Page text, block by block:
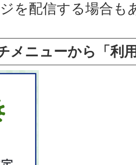
を配信する場合も
メニューから「利